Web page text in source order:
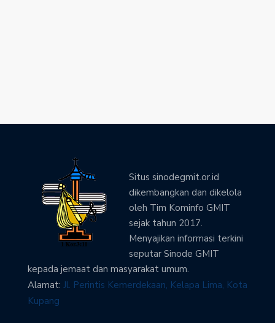
Situs sinodegmit.or.id
dikembangkan dan dikelola
oleh Tim Kominfo GMIT
sejak tahun 2017.
Menyajikan informasi terkini
seputar Sinode GMIT
kepada jemaat dan masyarakat umum.
Alamat: Jl. Perintis Kemerdekaan, Kelapa Lima, Kota
Kupang